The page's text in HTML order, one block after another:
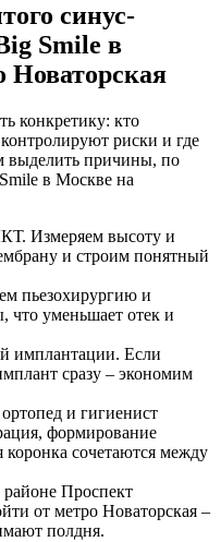
синус-
Smile в
Новаторская
конкретику: кто
риски и где
выделить причины, по
в Москве на
Измеряем высоту и
и строим понятный
пьезохирургию и
что уменьшает отек и
имплантации. Если
сразу – экономим
и гигиенист
формирование
коронка сочетаются между
Проспект
от метро Новаторская –
полдня.